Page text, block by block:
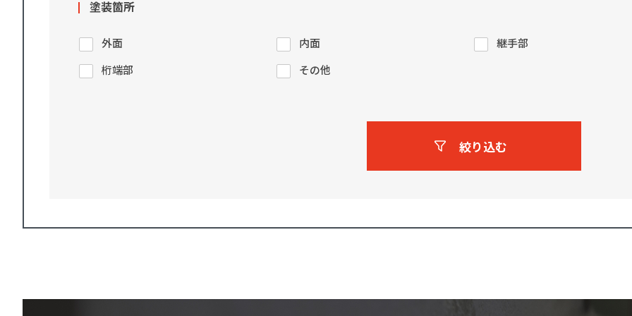
塗装箇所
外面 内面 継手部
桁端部 その他
絞り込む